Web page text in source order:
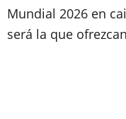
Mundial 2026 en
será la que ofrezcan